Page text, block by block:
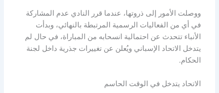
ووصلت الأمور إلى ذروتها، عندما قرر النادي عدم المشاركة
في أي من الفعاليات الرسمية المرتبطة بالنهائي، وبدأت
الأنباء تتحدث عن احتمالية انسحابه من المباراة، في حال لم
يتدخل الاتحاد الإسباني ويُعلن عن تغييرات جذرية داخل لجنة
الحكام.
الاتحاد يتدخل في الوقت الحاسم